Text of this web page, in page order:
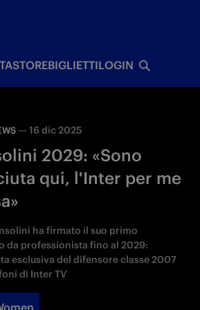
STOREBIGLIETTILOGIN
—16 dic 2025
2029: «Sono
qui, l'Inter per me
ha firmato il suo primo
da professionista fino al 2029:
esclusiva del difensore classe 2007
di Inter TV